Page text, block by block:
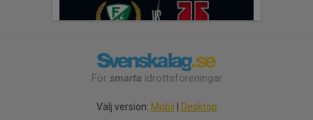
För smarta idrottsföreningar
Välj version: Mobil | Desktop